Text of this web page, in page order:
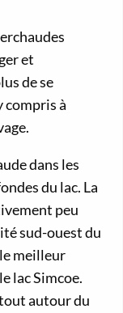
et
de se
compris à
dans les
du lac. La
peu
sud-ouest du
meilleur
lac Simcoe.
autour du